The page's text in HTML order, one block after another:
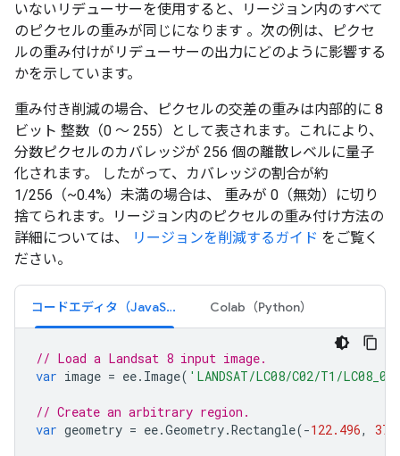
いないリデューサーを使用すると、リージョン内のすべて
のピクセルの重みが同じになります 。次の例は、ピクセ
ルの重み付けがリデューサーの出力にどのように影響する
かを示しています。
重み付き削減の場合、ピクセルの交差の重みは内部的に 8
ビット 整数（0 ～ 255）として表されます。これにより、
分数ピクセルのカバレッジが 256 個の離散レベルに量子
化されます。 したがって、カバレッジの割合が約
1/256（~0.4%）未満の場合は、 重みが 0（無効）に切り
捨てられます。リージョン内のピクセルの重み付け方法の
詳細については、
リージョンを削減するガイド をご覧く
ださい。
コードエディタ（JavaScript） Colab（Python）
// Load a Landsat 8 input image.
var image = ee. Image( 'LANDSAT/LC08/C02/T1/
// Create an arbitrary region.
var geometry = ee.Geometry.Rectangle(-122.496,